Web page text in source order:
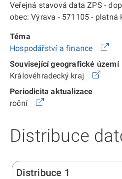
Veřejná stavová data ZPS -
obec: Výrava - 571105 - platná
Téma
Hospodářství a finance
Související geografické území
Královéhradecký kraj
Periodicita aktualizace
roční
Distribuce
Distribuce 1